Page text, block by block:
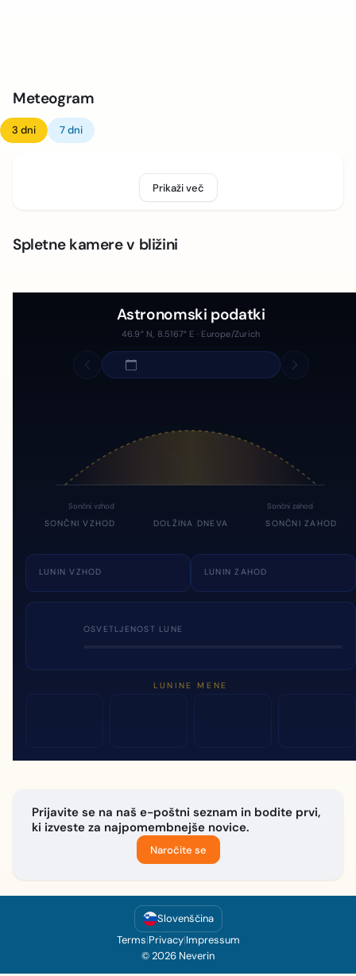
Meteogram
3 dni 7 dni
Prikaži več
Spletne kamere v bližini
Astronomski podatki
46.9° N, 8.5167° E · Europe/Zurich
Sončni vzhod Sončni zahod
SONČNI VZHOD DOLŽINA DNEVA SONČNI ZAHOD
LUNIN VZHOD LUNIN ZAHOD
OSVETLJENOST LUNE
LUNINE MENE
Prijavite se na naš e-poštni seznam in bodite prvi,
ki izveste za najpomembnejše novice.
Naročite se
Slovenščina
Terms|Privacy|Impressum
© 2026 Neverin